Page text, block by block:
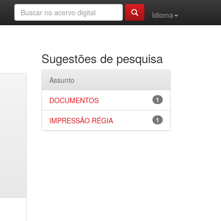
Idioma
Sugestões de pesquisa
Assunto
1
DOCUMENTOS
1
IMPRESSÃO RÉGIA